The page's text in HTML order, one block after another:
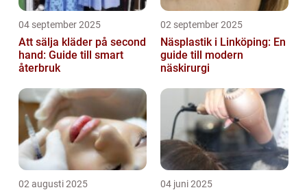
04 september 2025
Att sälja kläder på second
hand: Guide till smart
återbruk
02 september 2025
Näsplastik i Linköping: En
guide till modern
näskirurgi
02 augusti 2025 04 juni 2025